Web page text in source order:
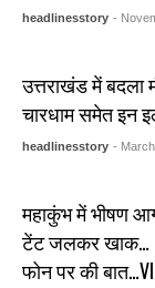
headlinesstory -
उत्तराखंड में बदला
चारधाम समेत इन
headlinesstory -
महाकुंभ में भीषण
टेंट जलकर खाक…
फोन पर की